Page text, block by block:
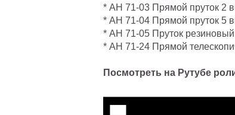
* АН 71-03 Прямой пруток 2
* АН 71-04 Прямой пруток 5
* АН 71-05 Пруток
* АН 71-24 Прямой
Посмотреть на Рутубе